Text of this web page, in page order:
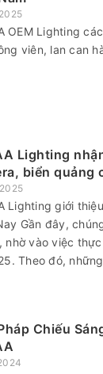
OEM Lighting
viên, lan can
Lighting
biển quảng
Lighting giới
Gần đây,
nhờ vào việc
Theo đó,
Chiếu